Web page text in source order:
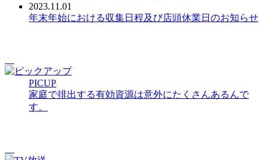
2023.11.01
年末年始における収集日程及び店頭休業日のお知らせ
PICUP
家庭で排出する有効資源は意外にたくさんあるんで
す。